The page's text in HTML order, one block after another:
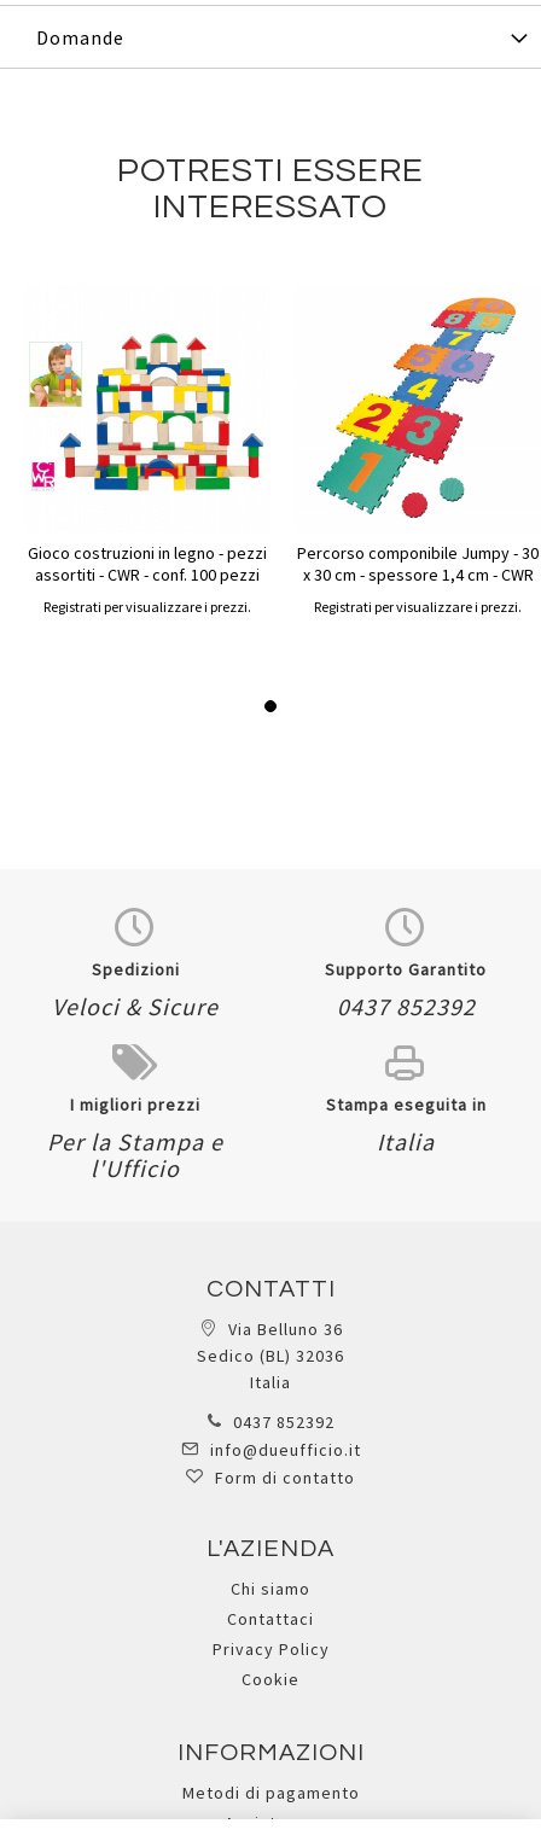
Domande
POTRESTI ESSERE
INTERESSATO
Gioco costruzioni in legno - pezzi
assortiti - CWR - conf. 100 pezzi
Registrati per visualizzare i prezzi.
Percorso componibile Jumpy - 30
x 30 cm - spessore 1,4 cm - CWR
Registrati per visualizzare i prezzi.
Spedizioni
Veloci & Sicure
Supporto Garantito
0437 852392
I migliori prezzi
Per la Stampa e
l'Ufficio
Stampa eseguita in
Italia
CONTATTI
Via Belluno 36
Sedico (BL) 32036
Italia
0437 852392
info@dueufficio.it
Form di contatto
L'AZIENDA
Chi siamo
Contattaci
Privacy Policy
Cookie
INFORMAZIONI
Metodi di pagamento
Assistenza